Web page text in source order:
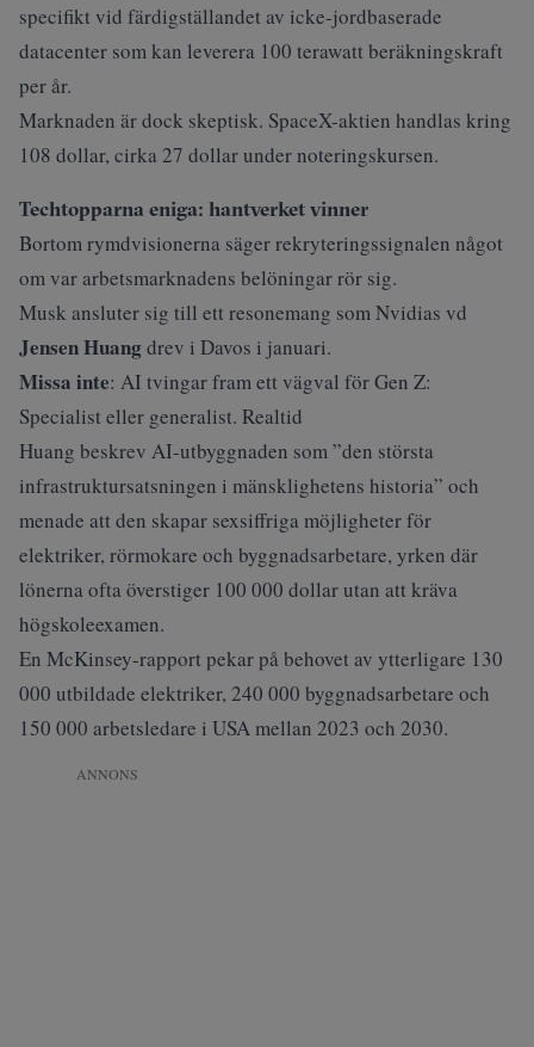
specifikt vid färdigställandet av icke-jordbaserade
datacenter som kan leverera 100 terawatt beräkningskraft
per år.
Marknaden är dock skeptisk. SpaceX-aktien handlas kring
108 dollar, cirka 27 dollar under noteringskursen.
Techtopparna eniga: hantverket vinner
Bortom rymdvisionerna säger rekryteringssignalen något
om var arbetsmarknadens belöningar rör sig.
Musk ansluter sig till ett resonemang som Nvidias vd
Jensen Huang drev i Davos i januari.
Missa inte: AI tvingar fram ett vägval för Gen Z:
Specialist eller generalist. Realtid
Huang beskrev AI-utbyggnaden som ”den största
infrastruktursatsningen i mänsklighetens historia” och
menade att den skapar sexsiffriga möjligheter för
elektriker, rörmokare och byggnadsarbetare, yrken där
lönerna ofta överstiger 100 000 dollar utan att kräva
högskoleexamen.
En McKinsey-rapport pekar på behovet av ytterligare 130
000 utbildade elektriker, 240 000 byggnadsarbetare och
150 000 arbetsledare i USA mellan 2023 och 2030.
ANNONS